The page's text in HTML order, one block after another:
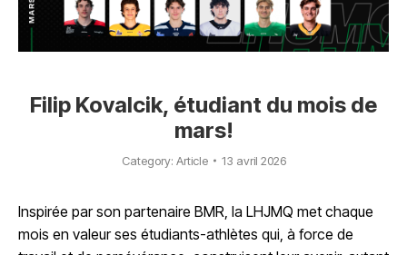
Filip Kovalcik, étudiant du mois de
mars!
Category: Article 13 avril 2026
Inspirée par son partenaire BMR, la LHJMQ met chaque
mois en valeur ses étudiants-athlètes qui, à force de